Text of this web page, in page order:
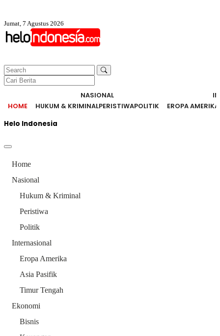
Jumat, 7 Agustus 2026
HOME
NASIONAL
HUKUM & KRIMINALPERISTIWAPOLITIK
EROPA AMERIKA
Helo Indonesia
Home
Nasional
Hukum & Kriminal
Peristiwa
Politik
Internasional
Eropa Amerika
Asia Pasifik
Timur Tengah
Ekonomi
Bisnis